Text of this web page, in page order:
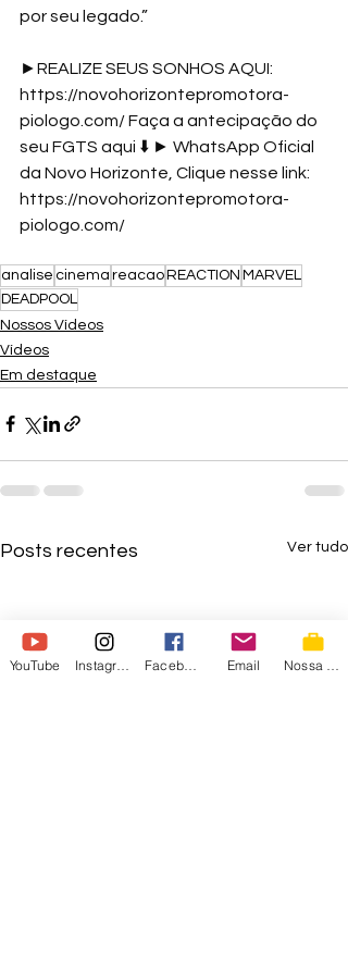
por seu legado.”
►REALIZE SEUS SONHOS AQUI:
https://novohorizontepromotora-
piologo.com/ Faça a antecipação do
seu FGTS aqui ⬇️ ► WhatsApp Oficial
da Novo Horizonte, Clique nesse link:
https://novohorizontepromotora-
piologo.com/
analise cinema reacaoREACTION MARVEL
DEADPOOL
Nossos Vídeos
Vídeos
Em destaque
Posts recentes Ver tudo
YouTube Email